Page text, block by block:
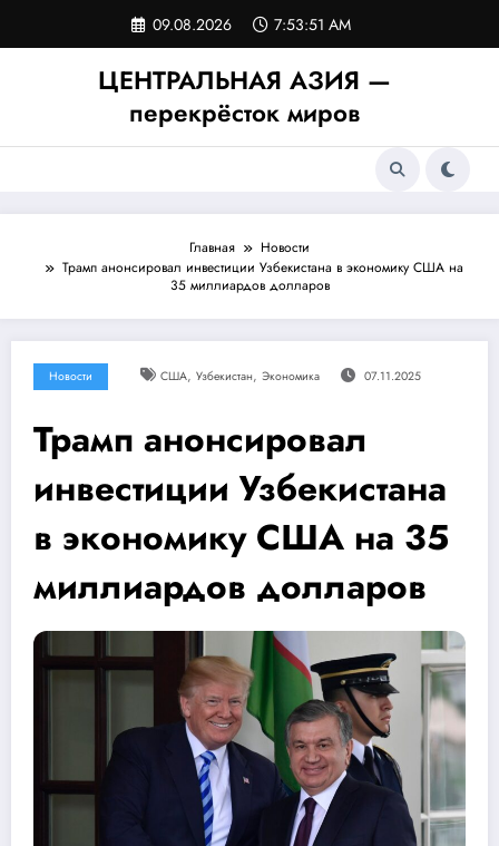
содержимому
09.08.2026 7:53:51 AM
ЦЕНТРАЛЬНАЯ АЗИЯ —
перекрёсток миров
Главная
Новости
Трамп анонсировал инвестиции Узбекистана в экономику США на
35 миллиардов долларов
Новости США, Узбекистан, Экономика 07.11.2025
Трамп анонсировал
инвестиции Узбекистана
в экономику США на 35
миллиардов долларов